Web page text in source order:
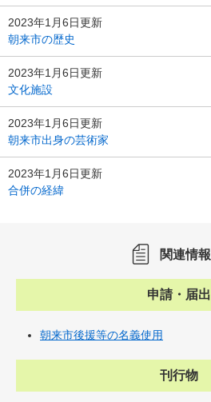
2023年1月6日更新
朝来市の歴史
2023年1月6日更新
文化施設
2023年1月6日更新
朝来市出身の芸術家
2023年1月6日更新
合併の経緯
関連情報
申請・届出
朝来市後援等の名義使用
刊行物